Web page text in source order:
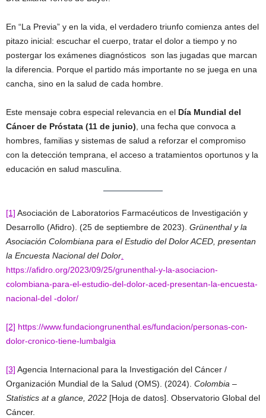
En “La Previa” y en la vida, el verdadero triunfo comienza antes del
pitazo inicial: escuchar el cuerpo, tratar el dolor a tiempo y no
postergar los exámenes diagnósticos son las jugadas que marcan
la diferencia. Porque el partido más importante no se juega en una
cancha, sino en la salud de cada hombre.
Este mensaje cobra especial relevancia en el Día Mundial del
Cáncer de Próstata (11 de junio), una fecha que convoca a
hombres, familias y sistemas de salud a reforzar el compromiso
con la detección temprana, el acceso a tratamientos oportunos y la
educación en salud masculina.
[1] Asociación de Laboratorios Farmacéuticos de Investigación y
Desarrollo (Afidro). (25 de septiembre de 2023). Grünenthal y la
Asociación Colombiana para el Estudio del Dolor ACED, presentan
la Encuesta Nacional del Dolor
https://afidro.org/2023/09/25/grunenthal-y-la-asociacion-
colombiana-para-el-estudio-del-dolor-aced-presentan-la-encuesta-
nacional-del -dolor/
[2] https://www.fundaciongrunenthal.es/fundacion/personas-con-
dolor-cronico-tiene-lumbalgia
[3] Agencia Internacional para la Investigación del Cáncer /
Organización Mundial de la Salud (OMS). (2024). Colombia –
Statistics at a glance, 2022 [Hoja de datos]. Observatorio Global del
Cáncer.